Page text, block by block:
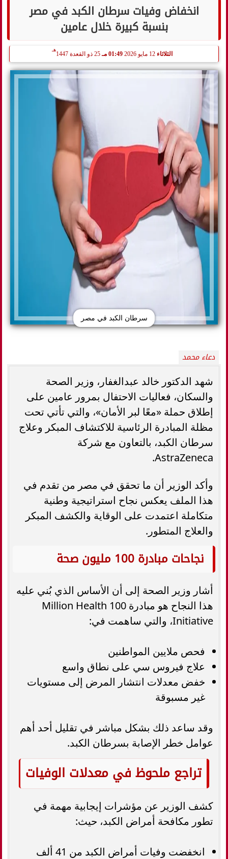
انخفاض وفيات سرطان الكبد في مصر
بنسبة كبيرة خلال عامين
الثلاثاء 12 مايو 2026 01:49 مـ 25 ذو القعدة 1447
هـ
سرطان الكبد في مصر
دعاء محمد
شهد الدكتور خالد عبدالغفار، وزير الصحة
والسكان، فعاليات الاحتفال بمرور عامين على
إطلاق حملة «معًا لبر الأمان»، والتي تأتي تحت
مظلة المبادرة الرئاسية للاكتشاف المبكر وعلاج
سرطان الكبد، بالتعاون مع شركة
AstraZeneca.
وأكد الوزير أن ما تحقق في مصر من تقدم في
هذا الملف يعكس نجاح استراتيجية وطنية
متكاملة اعتمدت على الوقاية والكشف المبكر
والعلاج المتطور.
نجاحات مبادرة 100 مليون صحة
أشار وزير الصحة إلى أن الأساس الذي بُني عليه
هذا النجاح هو مبادرة 100 Million Health
Initiative، والتي ساهمت في:
فحص ملايين المواطنين
علاج فيروس سي على نطاق واسع
خفض معدلات انتشار المرض إلى مستويات
غير مسبوقة
وقد ساعد ذلك بشكل مباشر في تقليل أحد أهم
عوامل خطر الإصابة بسرطان الكبد.
تراجع ملحوظ في معدلات الوفيات
كشف الوزير عن مؤشرات إيجابية مهمة في
تطور مكافحة أمراض الكبد، حيث:
انخفضت وفيات أمراض الكبد من 41 ألف